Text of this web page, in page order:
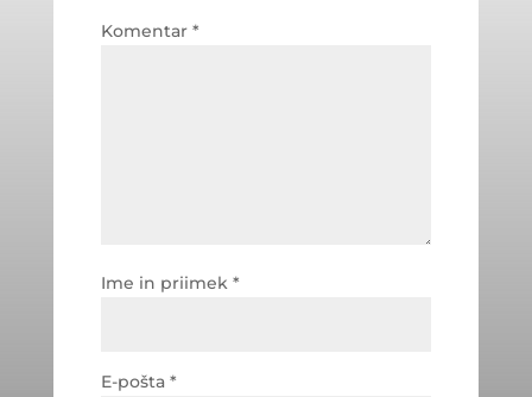
Komentar *
Ime in priimek *
E-pošta *